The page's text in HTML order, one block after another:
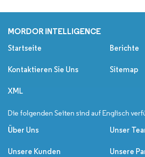
MORDOR INTELLIGENCE
Startseite Berichte
Kontaktieren Sie Uns Sitemap
XML
Die folgenden Seiten sind auf Englisch
Über Uns Unser
Unsere Kunden Unsere